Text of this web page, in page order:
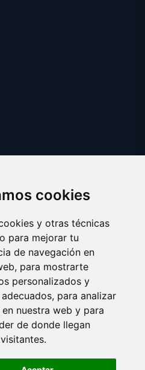
cookies
y otras técnicas
para mejorar tu
de navegación en
para mostrarte
personalizados y
para analizar
nuestra web y para
de donde llegan
preferences
2025 wipedia.es